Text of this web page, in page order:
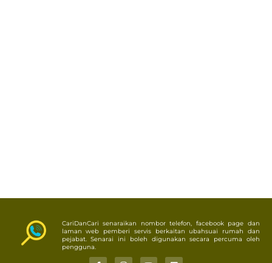
CariDanCari senaraikan nombor telefon, facebook page dan
laman web pemberi servis berkaitan ubahsuai rumah dan
pejabat. Senarai ini boleh digunakan secara percuma oleh
pengguna.